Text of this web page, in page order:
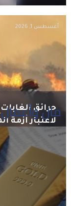
أغسطس 1, 2026
حرائق
لاعتبار أزمة
مال وأعمال